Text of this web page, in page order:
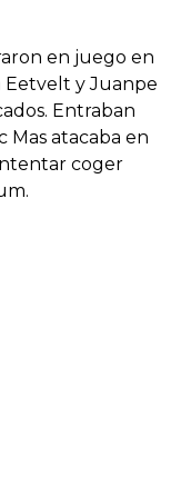
en juego en
Eetvelt y Juanpe
Entraban
Mas atacaba en
coger